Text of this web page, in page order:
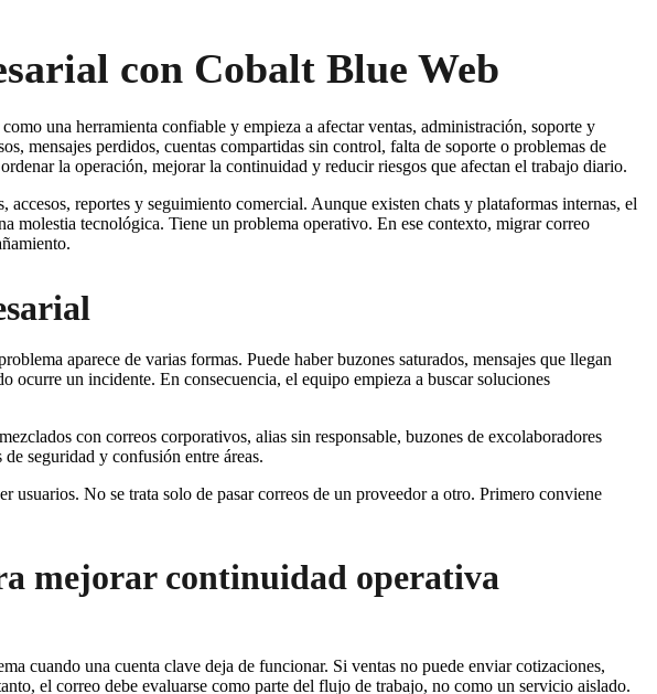
con Cobalt Blue Web
una herramienta confiable y empieza a afectar ventas, administración, soporte y
mensajes perdidos, cuentas compartidas sin control, falta de soporte o problemas de
la operación, mejorar la continuidad y reducir riesgos que afectan el trabajo diario.
reportes y seguimiento comercial. Aunque existen chats y plataformas internas, el
molestia tecnológica. Tiene un problema operativo. En ese contexto, migrar correo
aparece de varias formas. Puede haber buzones saturados, mensajes que llegan
ocurre un incidente. En consecuencia, el equipo empieza a buscar soluciones
con correos corporativos, alias sin responsable, buzones de excolaboradores
seguridad y confusión entre áreas.
No se trata solo de pasar correos de un proveedor a otro. Primero conviene
mejorar continuidad operativa
cuando una cuenta clave deja de funcionar. Si ventas no puede enviar cotizaciones,
el correo debe evaluarse como parte del flujo de trabajo, no como un servicio aislado.